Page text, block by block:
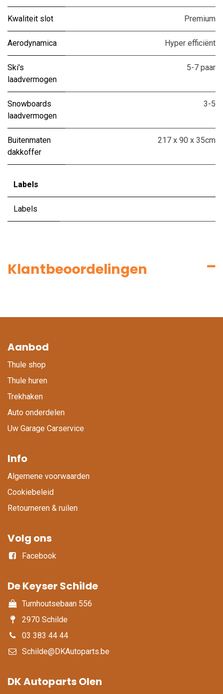
Kwaliteit slot Premium
Aerodynamica Hyper efficiënt
Ski's
laadvermogen
5-7 paar
Snowboards
laadvermogen
3-5
Buitenmaten
dakkoffer
217 x 90 x 35cm
Labels
Labels
Klantbeoordelingen
Aanbod
Thule shop
Thule huren
Trekhaken
Auto onderdelen
Uw Garage Carservice
Info
Algemene voorwaarden
Cookiebeleid
Retourneren & ruilen
Volg ons
Facebook
De Keyser Schilde
Turnhoutsebaan 556
2970 Schilde
03 383 44 44
Schilde@DKAutoparts.be
DK Autoparts Olen​